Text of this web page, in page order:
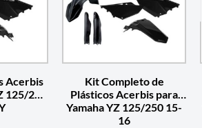
Acerbis
125/250
Kit Completo de
Plásticos Acerbis para
Yamaha YZ 125/250 15-
16